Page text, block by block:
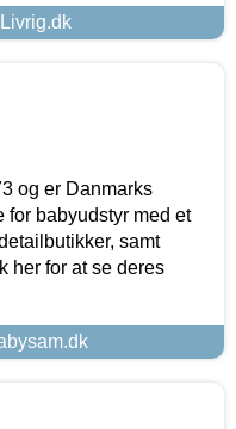
og er Danmarks
babyudstyr med et
samt
her for at se deres